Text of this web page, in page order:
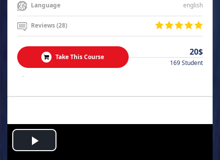
Language english
Reviews (28)
Take This Course 20$
169 Student
.
Play